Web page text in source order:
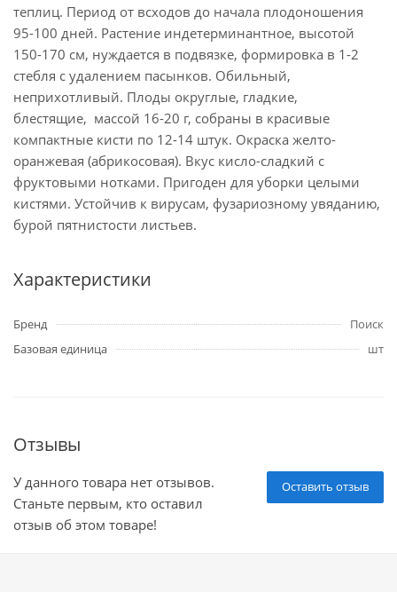
теплиц. Период от всходов до начала плодоношения
95-100 дней. Растение индетерминантное, высотой
150-170 см, нуждается в подвязке, формировка в 1-2
стебля с удалением пасынков. Обильный,
неприхотливый. Плоды округлые, гладкие,
блестящие, массой 16-20 г, собраны в красивые
компактные кисти по 12-14 штук. Окраска желто-
оранжевая (абрикосовая). Вкус кисло-сладкий с
фруктовыми нотками. Пригоден для уборки целыми
кистями. Устойчив к вирусам, фузариозному увяданию,
бурой пятнистости листьев.
Характеристики
Бренд
Поиск
Базовая единица
шт
Отзывы
Оставить отзыв
У данного товара нет отзывов.
Станьте первым, кто оставил
отзыв об этом товаре!